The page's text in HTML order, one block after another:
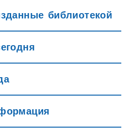
библиотекой